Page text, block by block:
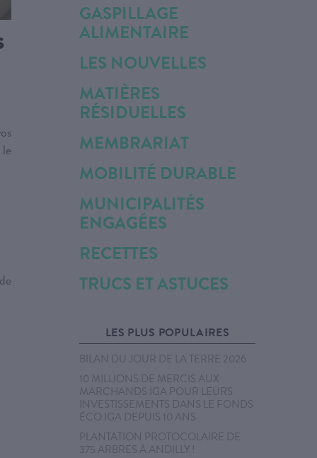
GASPILLAGE
ALIMENTAIRE
LES NOUVELLES
MATIÈRES
RÉSIDUELLES
MEMBRARIAT
MOBILITÉ DURABLE
MUNICIPALITÉS
ENGAGÉES
RECETTES
TRUCS ET ASTUCES
LES PLUS POPULAIRES
BILAN DU JOUR DE LA TERRE 2026
10 MILLIONS DE MERCIS AUX
MARCHANDS IGA POUR LEURS
INVESTISSEMENTS DANS LE FONDS
ÉCO IGA DEPUIS 10 ANS
PLANTATION PROTOCOLAIRE DE
375 ARBRES À ANDILLY !